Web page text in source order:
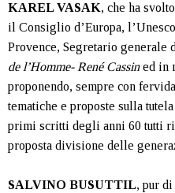
KAREL VASAK, che ha
il Consiglio d’Europa,
Provence, Segretario generale
de l’Homme- René Cassined in
proponendo, sempre con
tematiche e proposte sulla
primi scritti degli anni 60 tutti
proposta divisione delle
SALVINO BUSUTTIL, pur di